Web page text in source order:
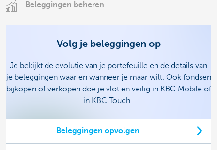
Beleggingen beheren
Volg je beleggingen op
Je bekijkt de evolutie van je portefeuille en de details van
je beleggingen waar en wanneer je maar wilt. Ook fondsen
bijkopen of verkopen doe je vlot en veilig in KBC Mobile of
in KBC Touch.
Beleggingen opvolgen